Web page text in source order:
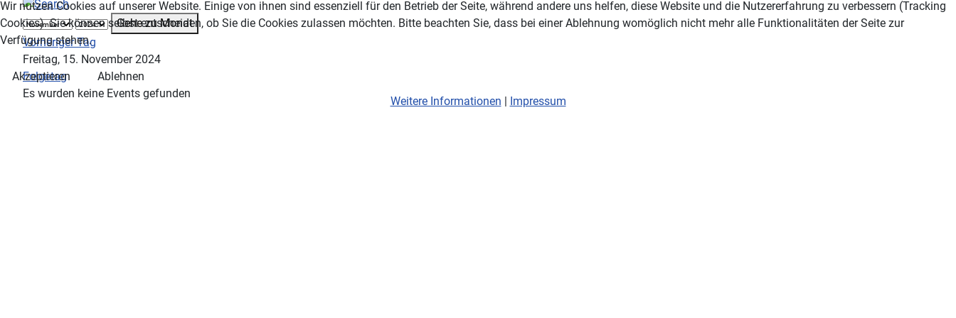
Gehe zu Monat
Vorheriger Tag
Freitag, 15. November 2024
Folgetag
Es wurden keine Events gefunden
Wir nutzen Cookies auf unserer Website. Einige von ihnen sind essenziell für den Betrieb der Seite, während andere uns helfen, diese Website und die Nutzererfahrung zu verbessern (Tracking
Cookies). Sie können selbst entscheiden, ob Sie die Cookies zulassen möchten. Bitte beachten Sie, dass bei einer Ablehnung womöglich nicht mehr alle Funktionalitäten der Seite zur
Verfügung stehen.
Akzeptieren
Ablehnen
Weitere Informationen | Impressum